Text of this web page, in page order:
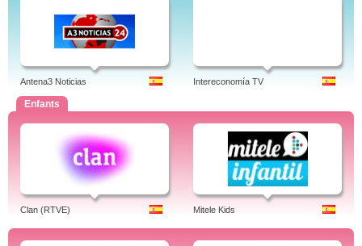
Antena3 Noticias Intereconomía TV
Enfants
Clan (RTVE) Mitele Kids